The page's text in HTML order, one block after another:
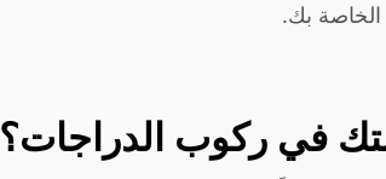
في ركوب الدراجات؟